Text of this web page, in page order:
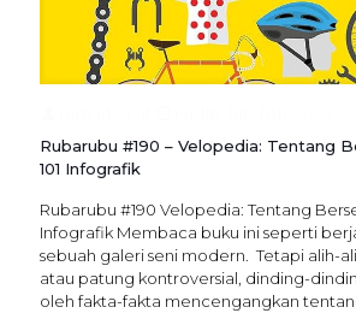
Rubarubu #190 – Velopedia: Tentang
101 Infografik
Rubarubu #190 Velopedia: Tentang
Infografik Membaca buku ini seperti
sebuah galeri seni modern. Tetapi alih-
atau patung kontroversial, dinding-
oleh fakta-fakta mencengangkan